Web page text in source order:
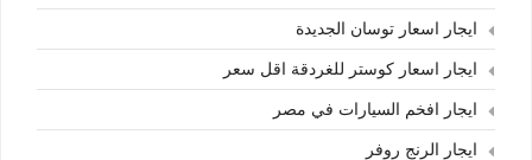
ايجار اسعار توسان الجديدة
ايجار اسعار كوستر للغردقة اقل سعر
ايجار افخم السيارات في مصر
ايجار الرنج روفر